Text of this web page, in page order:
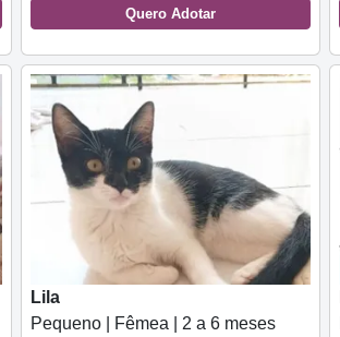
Quero Adotar
Lila
Pequeno | Fêmea | 2 a 6 meses